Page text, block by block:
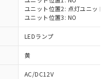
ユニット位置2: 点灯ユニット
ユニット位置3: NO
LEDランプ
黄
AC/DC12V